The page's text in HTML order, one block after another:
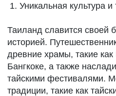
Уникальная культура и
Таиланд славится своей
историей.
древние храмы, такие
Бангкоке, а также
тайскими фестивалями.
традиции, такие как